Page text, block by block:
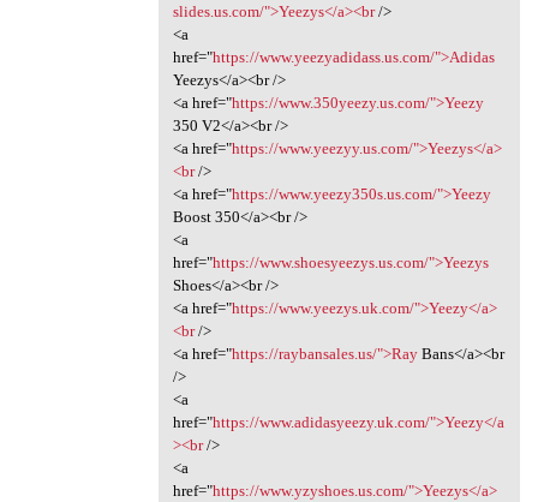
slides.us.com/">Yeezys</a><br/>
<a
href="https://www.yeezyadidass.us.com/">Adidas
Yeezys</a><br />
<a href="https://www.350yeezy.us.com/">Yeezy
350 V2</a><br />
<a href="https://www.yeezyy.us.com/">Yeezys</a>
<br/>
<a href="https://www.yeezy350s.us.com/">Yeezy
Boost 350</a><br />
<a
href="https://www.shoesyeezys.us.com/">Yeezys
Shoes</a><br />
<a href="https://www.yeezys.uk.com/">Yeezy</a>
<br/>
<a href="https://raybansales.us/">RayBans</a><br
/>
<a
href="https://www.adidasyeezy.uk.com/">Yeezy</a
><br/>
<a
href="https://www.yzyshoes.us.com/">Yeezys</a>